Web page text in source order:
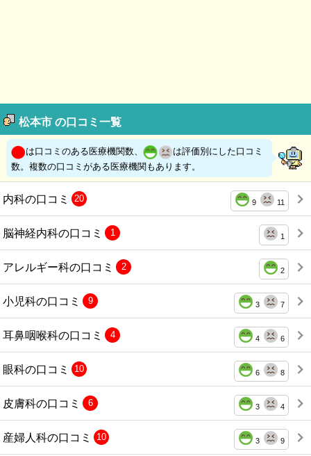
松本市 の口コミ一覧
は口コミのある医療機関数、
は評価別にした口コミ
数。複数の口コミがある医療機関もあります。
内科の口コミ 9 11
20
脳神経内科の口コミ 1
1
アレルギー科の口コミ 2
2
小児科の口コミ 3 7
9
耳鼻咽喉科の口コミ 4 6
4
眼科の口コミ 6 8
10
皮膚科の口コミ 3 4
6
産婦人科の口コミ 3 9
10